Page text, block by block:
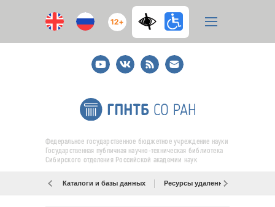
12+
YoutubeВКонтакте
RSS
E-
mail
подписка
Федеральное государственное бюджетное учреждение науки
Государственная публичная научно-техническая библиотека
Сибирского отделения Российской академии наук
Каталоги и базы данных Ресурсы удаленного доступа